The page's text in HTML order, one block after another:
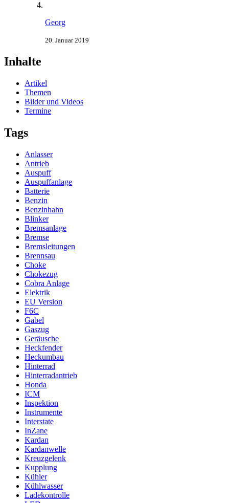
Georg
20. Januar 2019
Inhalte
Artikel
Themen
Bilder und Videos
Termine
Tags
Anlasser
Antrieb
Auspuff
Auspuffanlage
Batterie
Benzin
Benzinhahn
Blinker
Bremsanlage
Bremse
Bremsleitungen
Brennsau
Choke
Chokezug
Cobra Anlage
Elektrik
EU Version
F6C
Gabel
Gaszug
Geräusche
Heckfender
Heckumbau
Hinterrad
Hinterradantrieb
Honda
ICM
Inspektion
Instrumente
Interstate
InZane
Kardan
Kardanwelle
Kreuzgelenk
Kupplung
Kühler
Kühlwasser
Ladekontrolle